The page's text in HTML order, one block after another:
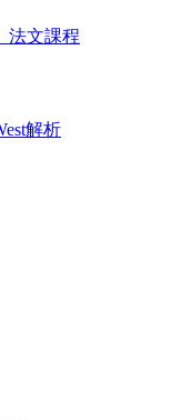
法文課程
解析